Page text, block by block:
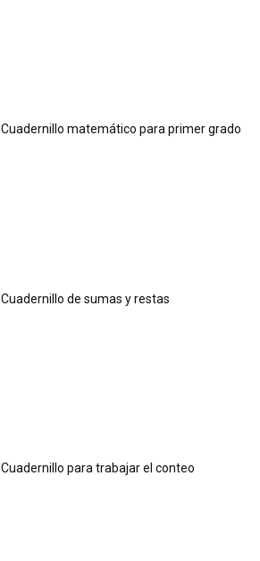
Cuadernillo matemático para primer grado
Cuadernillo de sumas y restas
Cuadernillo para trabajar el conteo